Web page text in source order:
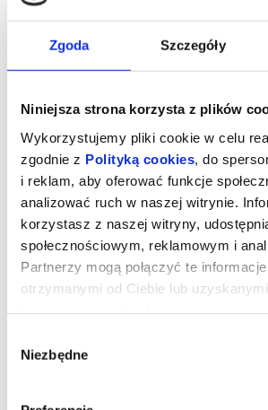
Zgoda Szczegóły
Niniejsza strona korzysta z plików
Wykorzystujemy pliki cookie w celu
zgodnie z Polityką cookies , do
i reklam, aby oferować funkcje
analizować ruch w naszej witrynie.
korzystasz z naszej witryny,
społecznościowym, reklamowym i
Partnerzy mogą połączyć te
otrzymanymi od Ciebie lub
zgody
Niezbędne
Znaki Pana Śliwki
Wbrew oczekiwaniom rodziny Karol Śliwka
komunistyczną Polskę i definiuje wizualny
znaki nie wiszą w galeriach, ale są obecne
polskich ulicach, w instytucjach i zakładach
dokumentuje. Ten niezwykle utalentowany